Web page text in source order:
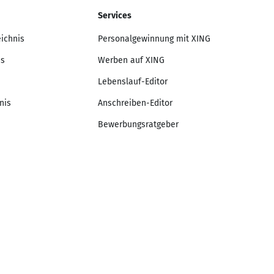
Services
Personalgewinnung mit XING
Werben auf XING
Lebenslauf-Editor
Anschreiben-Editor
Bewerbungsratgeber